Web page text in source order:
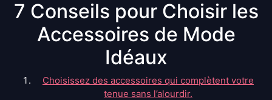
7 Conseils pour Choisir les
Accessoires de Mode
Idéaux
Choisissez des accessoires qui complètent votre
tenue sans l’alourdir.